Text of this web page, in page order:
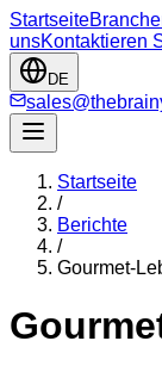
Startseite
unsKontaktieren
DE
Startseite
/
Berichte
/
Gourmet-